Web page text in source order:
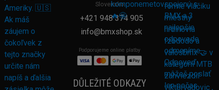
Slovensko
+421 948 374 905
info@bmxshop.sk
Podporujeme online platby
DŮLEŽITÉ ODKAZY